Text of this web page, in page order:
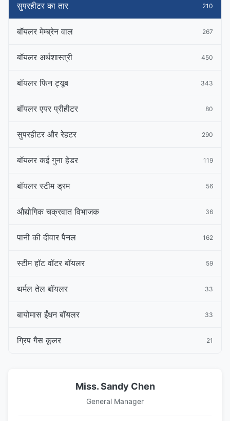
सुपरहीटर का तार 210
बॉयलर मेम्ब्रेन वाल 267
बॉयलर अर्थशास्त्री 450
बॉयलर फिन ट्यूब 343
बॉयलर एयर प्रीहीटर 80
सुपरहीटर और रेहटर 290
बॉयलर कई गुना हेडर 119
बॉयलर स्टीम ड्रम 56
औद्योगिक चक्रवात विभाजक 36
पानी की दीवार पैनल 162
स्टीम हॉट वॉटर बॉयलर 59
थर्मल तेल बॉयलर 33
बायोमास ईंधन बॉयलर 33
ग्रिप गैस कूलर 21
Miss. Sandy Chen
General Manager